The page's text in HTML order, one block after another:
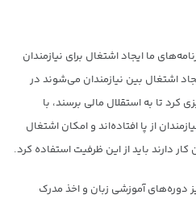
ما ایجاد اشتغال برای نیازمندان
اشتغال بین نیازمندان می‌شوند در
کرد تا به استقلال مالی برسند، با
از پا افتاده‌اند و امکان اشتغال
دارند باید از این ظرفیت استفاده کرد.
دوره‌های آموزشی زبان و اخذ مدرک